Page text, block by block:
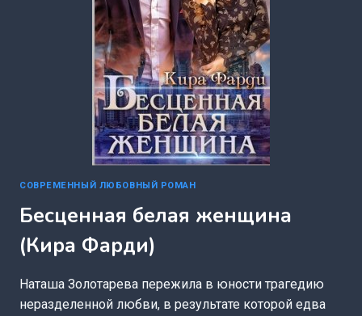
СОВРЕМЕННЫЙ ЛЮБОВНЫЙ РОМАН
Бесценная белая женщина
(Кира Фарди)
Наташа Золотарева пережила в юности трагедию
неразделенной любви, в результате которой едва